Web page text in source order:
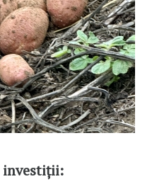
investiții: